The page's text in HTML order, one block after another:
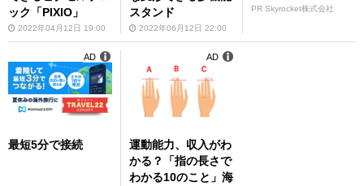
ック「PIXIO」
2022年04月12日 19:00
スタンド
2022年06月12日 22:00
PR Skyrocket株式会社
最短5分で接続
AD
運動能力、収入がわ
かる？「指の長さで
わかる10のこと」海
AD